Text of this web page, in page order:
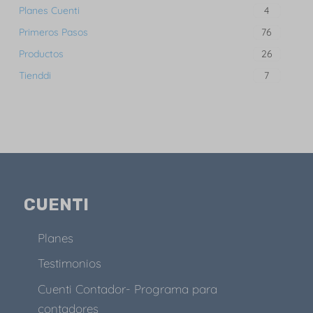
Planes Cuenti
4
Primeros Pasos
76
Productos
26
Tienddi
7
CUENTI
Planes
Testimonios
Cuenti Contador- Programa para
contadores